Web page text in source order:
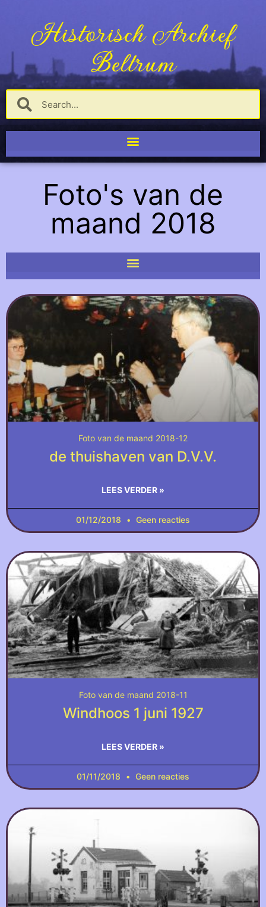
Historisch Archief
Beltrum
Foto's van de
maand 2018
Foto van de maand 2018-12
de thuishaven van D.V.V.
LEES VERDER »
01/12/2018 Geen reacties
Foto van de maand 2018-11
Windhoos 1 juni 1927
LEES VERDER »
01/11/2018 Geen reacties